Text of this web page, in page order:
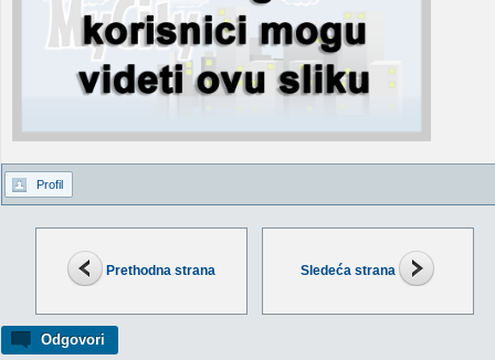
Prethodna strana Sledeća strana
Odgovori
Profil